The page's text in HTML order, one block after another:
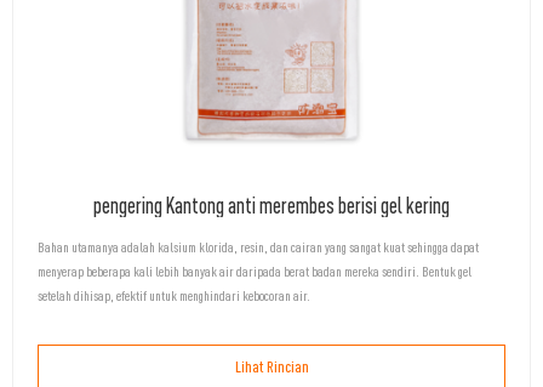
pengering Kantong anti merembes berisi gel kering
Bahan utamanya adalah kalsium klorida, resin, dan cairan yang sangat kuat sehingga dapat
menyerap beberapa kali lebih banyak air daripada berat badan mereka sendiri. Bentuk gel
setelah dihisap, efektif untuk menghindari kebocoran air.
Lihat Rincian